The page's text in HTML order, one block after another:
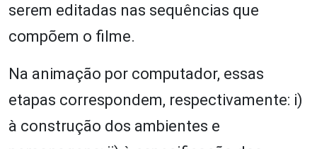
serem editadas nas sequências que
compõem o filme.
Na animação por computador, essas
etapas correspondem, respectivamente: i)
à construção dos ambientes e